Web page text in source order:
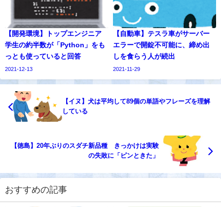
【開発環境】トップエンジニア
学生の約半数が「Python」をも
っとも使っていると回答
2021-12-13
【自動車】テスラ車がサーバー
エラーで開錠不可能に、締め出
しを食らう人が続出
2021-11-29
【イヌ】犬は平均して89個の単語やフレーズを理解
している
【徳島】20年ぶりのスダチ新品種 きっかけは実験
の失敗に「ピンときた」
おすすめの記事